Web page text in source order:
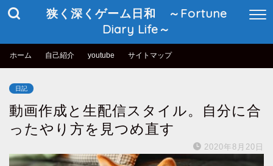
狭く深くゲーム日和 ～Fortune
Diary Life～
ホーム 自己紹介 youtube サイトマップ
日記
動画作成と生配信スタイル。自分に合
ったやり方を見つめ直す
2020年8月20日